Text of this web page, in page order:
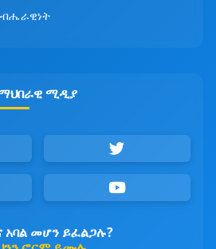
ብሔራዊነት
ሚዲያ
አባል መሆን ይፈልጋሉ?